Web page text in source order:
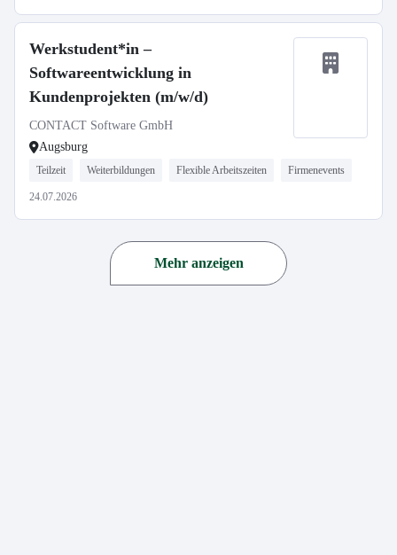
Werkstudent*in –
Softwareentwicklung in
Kundenprojekten (m/w/d)
CONTACT Software GmbH
Augsburg
Teilzeit Weiterbildungen Flexible Arbeitszeiten Firmenevents
24.07.2026
Mehr anzeigen